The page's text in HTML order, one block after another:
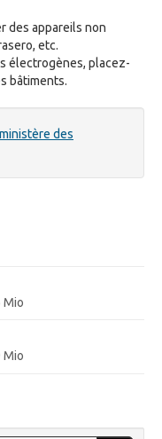
des appareils non
etc.
électrogènes, placez-
bâtiments.
des
Mio
Mio